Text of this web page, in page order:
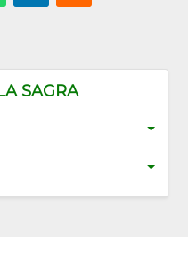
SAGRA